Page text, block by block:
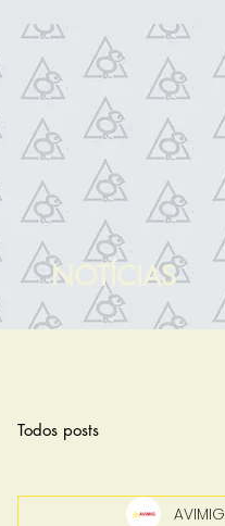
NOTÍCIAS
Todos posts
AVIMIG